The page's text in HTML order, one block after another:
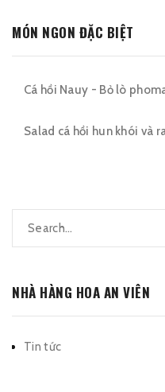
MÓN NGON ĐẶC BIỆT
Cá hồi Nauy - Bỏ lò
Salad cá hồi hun khói và
NHÀ HÀNG HOA AN VIÊN
Tin tức